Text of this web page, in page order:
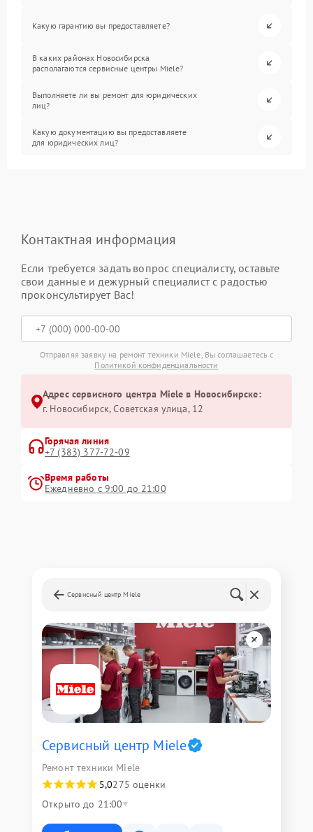
Какую гарантию вы предоставляете?
В каких районах Новосибирска
располагаются сервисные центры Miele?
Выполняете ли вы ремонт для юридических
лиц?
Какую документацию вы предоставляете
для юридических лиц?
Контактная информация
Если требуется задать вопрос специалисту, оставьте
свои данные и дежурный специалист с радостью
проконсультирует Вас!
Отправляя заявку на ремонт техники Miele, Вы соглашаетесь с
Политикой конфиденциальности
Адрес сервисного центра Miele в Новосибирске:
г. Новосибирск, Советская улица, 12
Горячая линия
+7 (383) 377-72-09
Время работы
Ежедневно с 9:00 до 21:00
Сервисный центр Miele
Сервисный центр Miele
Ремонт техники Miele
5,0275 оценки
Открыто до 21:00